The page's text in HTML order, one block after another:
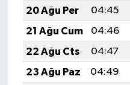
20 Ağu Per
04:45
21 Ağu Cum
04:46
22 Ağu Cts
04:47
23 Ağu Paz
04:49